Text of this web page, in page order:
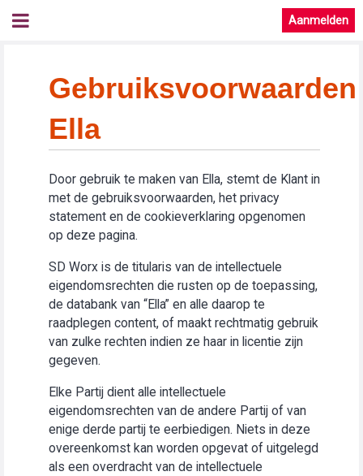
Aanmelden
Gebruiksvoorwaarden
Ella
Door gebruik te maken van Ella, stemt de Klant in
met de gebruiksvoorwaarden, het privacy
statement en de cookieverklaring opgenomen
op deze pagina.
SD Worx is de titularis van de intellectuele
eigendomsrechten die rusten op de toepassing,
de databank van “Ella” en alle daarop te
raadplegen content, of maakt rechtmatig gebruik
van zulke rechten indien ze haar in licentie zijn
gegeven.
Elke Partij dient alle intellectuele
eigendomsrechten van de andere Partij of van
enige derde partij te eerbiedigen. Niets in deze
overeenkomst kan worden opgevat of uitgelegd
als een overdracht van de intellectuele